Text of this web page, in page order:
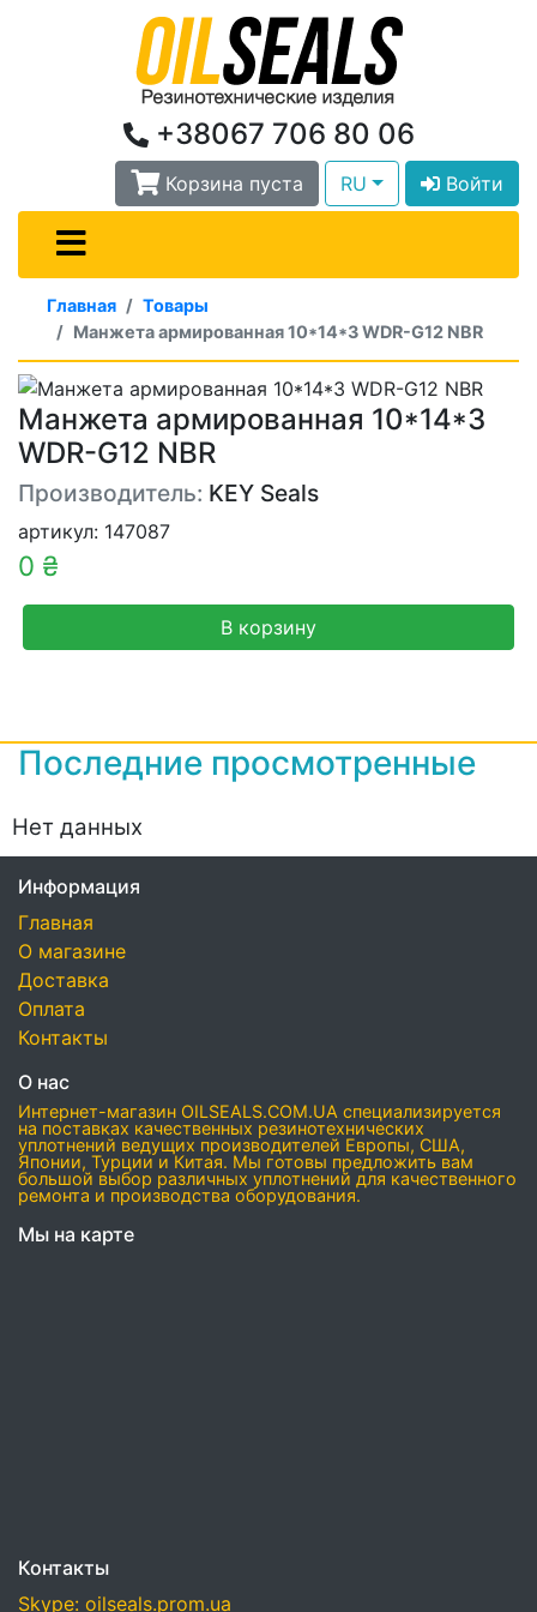
+38067 706 80 06
Корзина пуста RU Войти
Главная
Товары
Манжета армированная 10*14*3 WDR-G12 NBR
Манжета армированная 10*14*3
WDR-G12 NBR
Производитель: KEY Seals
артикул: 147087
0 ₴
В корзину
Последние просмотренные
Нет данных
Информация
Главная
О магазине
Доставка
Оплата
Контакты
О нас
Интернет-магазин OILSEALS.COM.UA специализируется
на поставках качественных резинотехнических
уплотнений ведущих производителей Европы, США,
Японии, Турции и Китая. Мы готовы предложить вам
большой выбор различных уплотнений для качественного
ремонта и производства оборудования.
Мы на карте
Контакты
Skype: oilseals.prom.ua